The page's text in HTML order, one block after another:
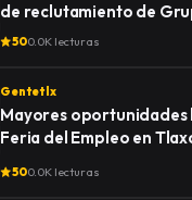
de reclutamiento de
500.0K lecturas
Gentetlx
Mayores oportunidades
Feria del Empleo en
500.0K lecturas